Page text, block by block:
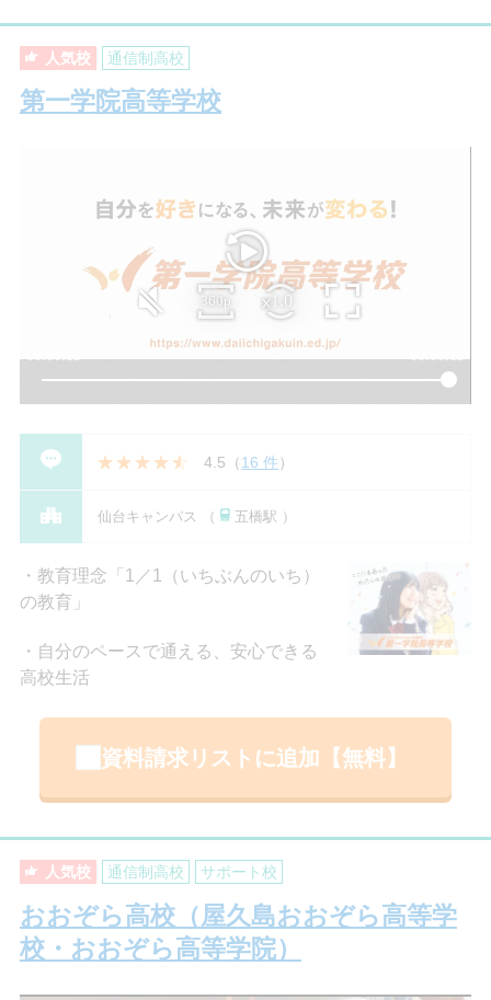
人気校 通信制高校
第一学院高等学校
4.5 （16 件）
仙台キャンパス （ 五橋駅 ）
教育理念「1／1（いちぶんのいち）
の教育」
自分のペースで通える、安心できる
高校生活
資料請求リストに追加【無料】
人気校 通信制高校 サポート校
おおぞら高校（屋久島おおぞら高等学
校・おおぞら高等学院）